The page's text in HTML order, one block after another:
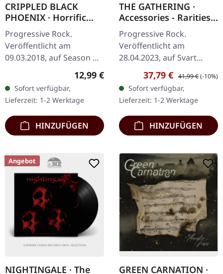
CRIPPLED BLACK
PHOENIX · Horrific
Honorifics | DIGIPAK
CD
Progressive Rock.
Veröffentlicht am
09.03.2018, auf Season Of
Mist. CD im Digisleeve.
"Horrific Honorifics" ist
eine einzigartige
Sammlung, die den…
Regulärer Preis:
12,99 €
Sofort verfügbar,
Lieferzeit: 1-2 Werktage
HINZUFÜGEN
THE GATHERING ·
Accessories - Rarities
And B-Sides |
MULTICOLOR 3LP
Progressive Rock.
Veröffentlicht am
28.04.2023, auf Svart
Records. Multicolor
Dreifach-Vinyl im Gatefold
Cover mit 4-seitigem
Booklet. The Gathering…
Verkaufspreis:
37,79 € Regulärer Preis:
41,99 €(-10%)
Sofort verfügbar,
Lieferzeit: 1-2 Werktage
HINZUFÜGEN
Angebot
NIGHTINGALE · The GREEN CARNATION ·